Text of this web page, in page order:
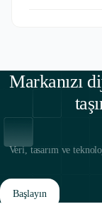
Markanızı
Veri, tasarım ve
Başlayın